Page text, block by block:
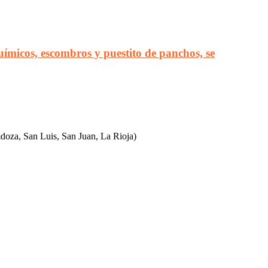
escombros y puestito de panchos, se
San Luis, San Juan, La Rioja)